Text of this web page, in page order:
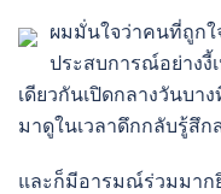
ผมมั่นใจว่าคนที่ถูกใ
ประสบการณ์อย่างงี้
เดียวกันเปิดกลางวันบา
มาดูในเวลาดึกกลับรู้สึ
และก็มีอารมณ์ร่วมมาก